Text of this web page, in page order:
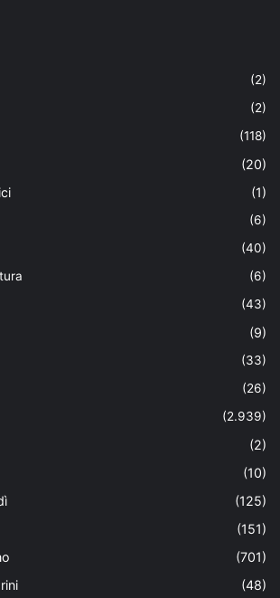
(2)
(2)
(118)
(20)
(1)
(6)
(40)
(6)
(43)
(9)
(33)
(26)
(2.939)
(2)
(10)
(125)
(151)
(701)
(48)